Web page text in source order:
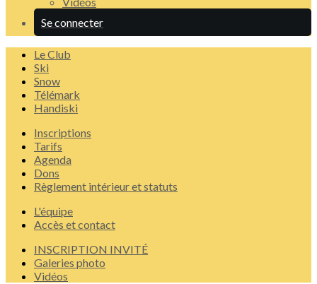
Se connecter
Le Club
Ski
Snow
Télémark
Handiski
Inscriptions
Tarifs
Agenda
Dons
Règlement intérieur et statuts
L'équipe
Accès et contact
INSCRIPTION INVITÉ
Galeries photo
Vidéos